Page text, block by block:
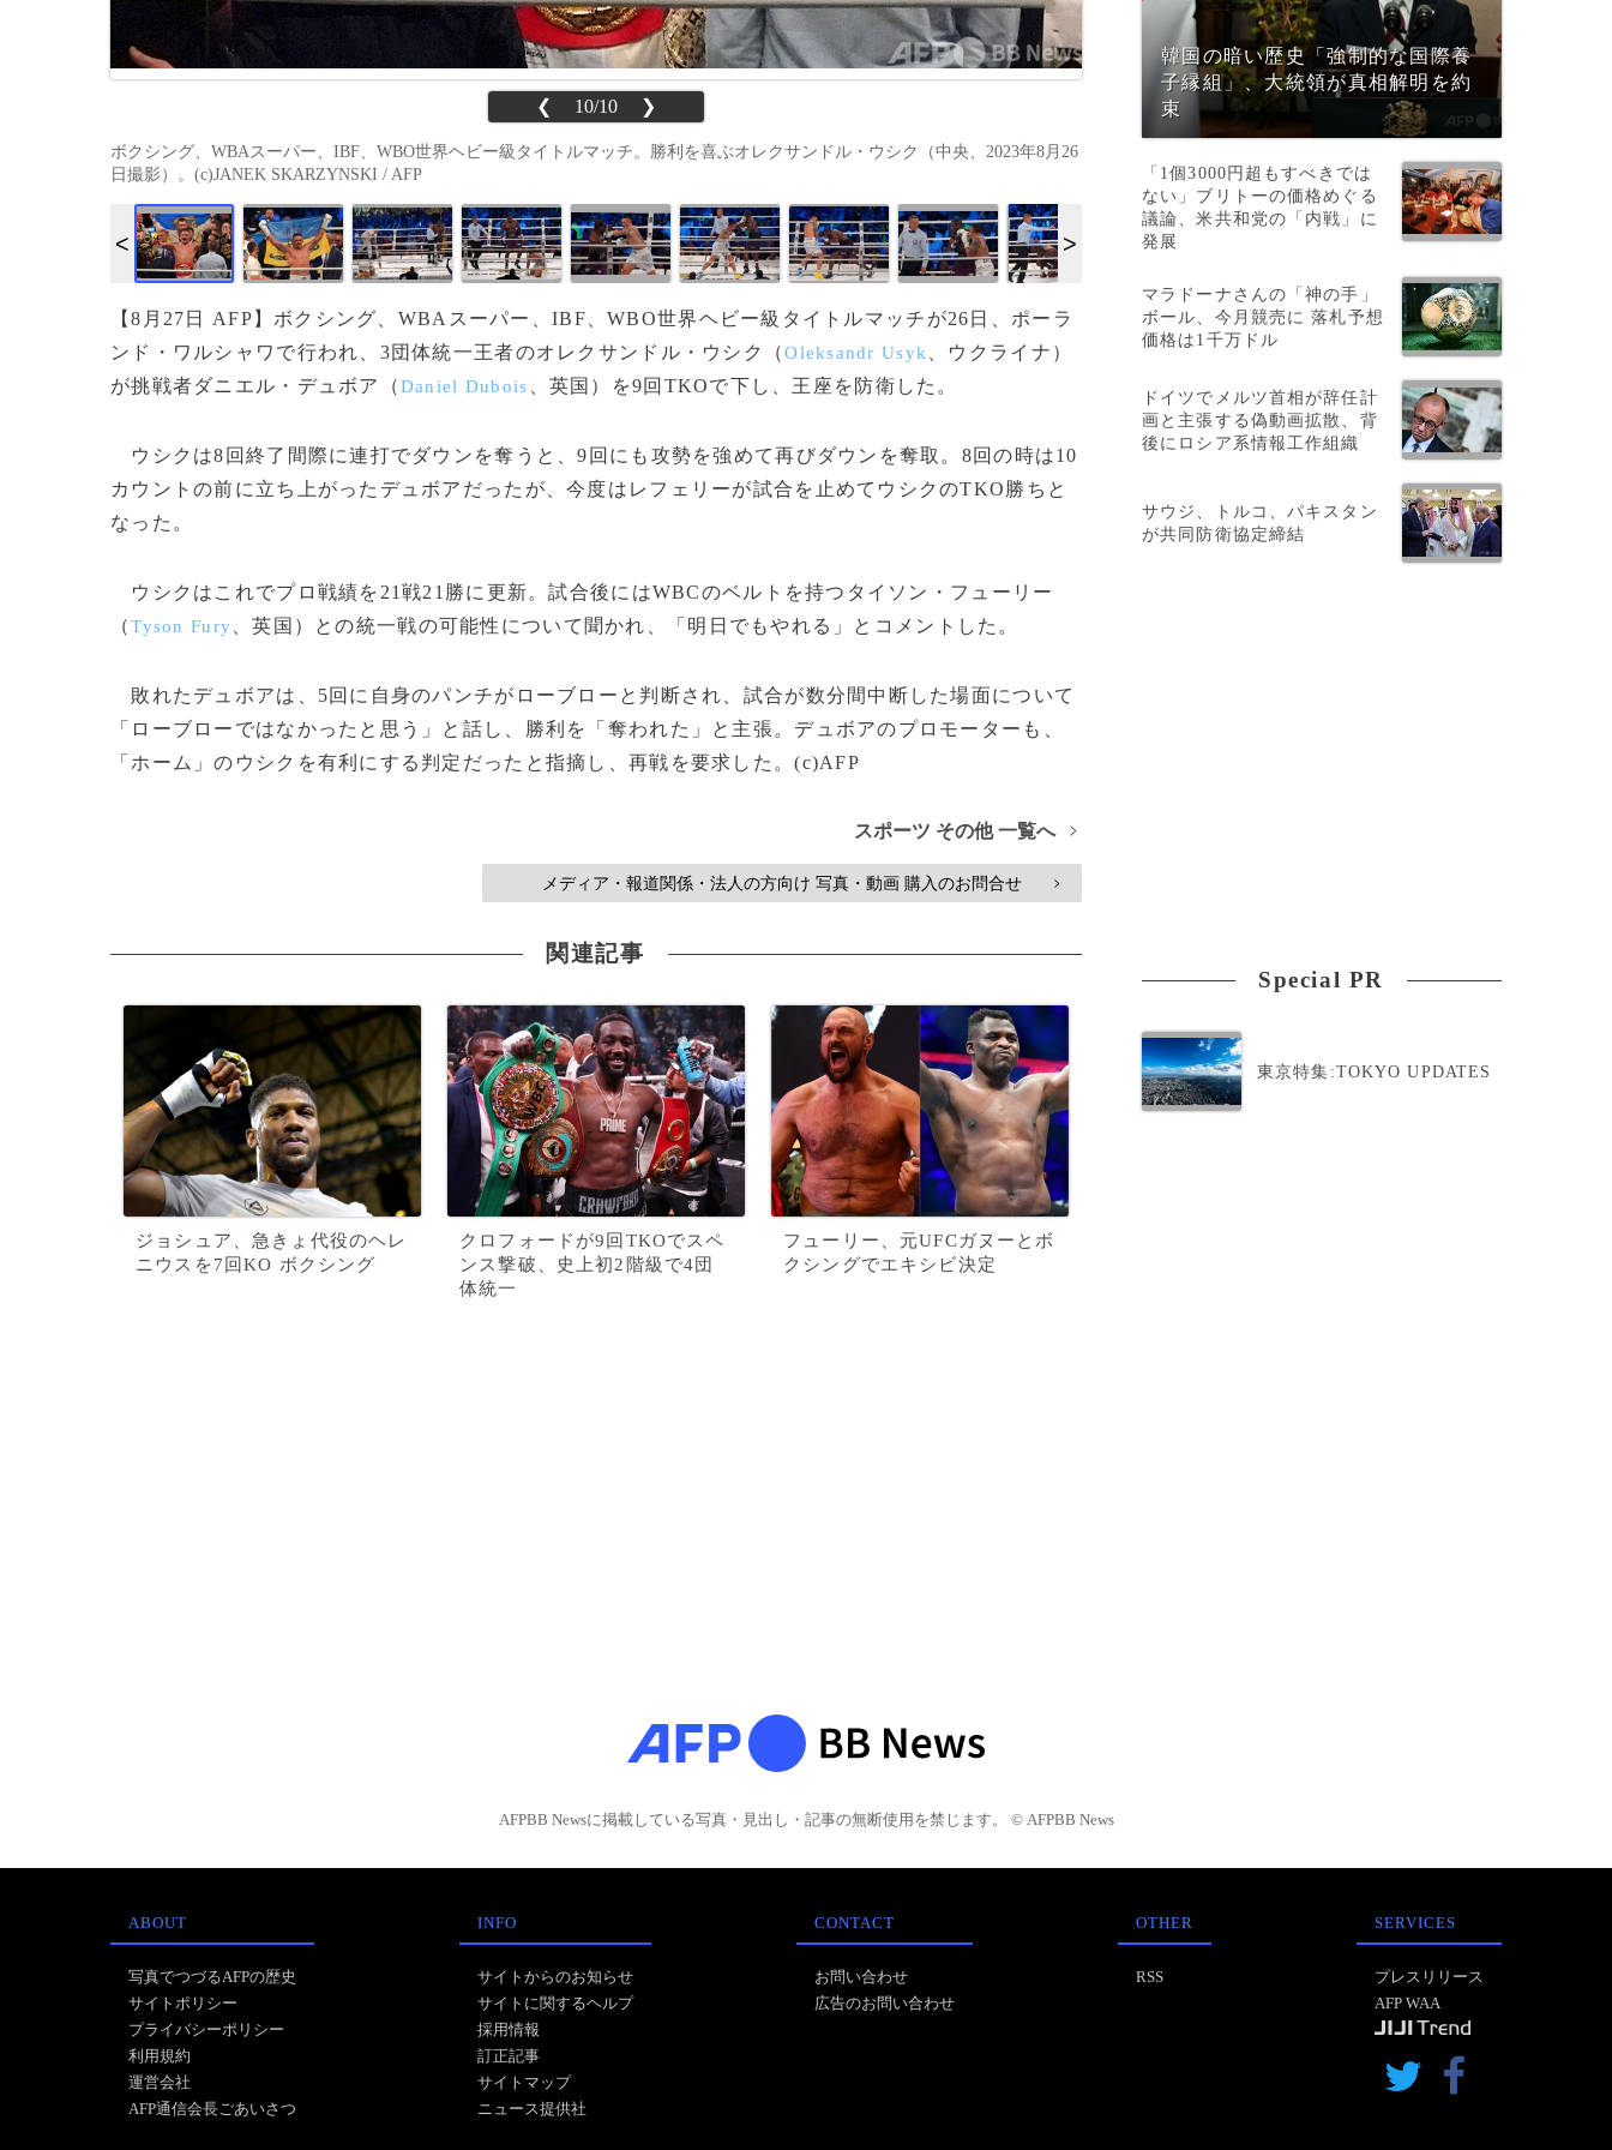
❮ 10/10 ❯
ボクシング、WBAスーパー、IBF、WBO世界ヘビー級タイトルマッチ。勝利を喜ぶオレクサンドル・ウシク（中央、2023年8月26
日撮影）。(c)JANEK SKARZYNSKI / AFP
【8月27日 AFP】ボクシング、WBAスーパー、IBF、WBO世界ヘビー級タイトルマッチが26日、ポーラ
ンド・ワルシャワで行われ、3団体統一王者のオレクサンドル・ウシク（Oleksandr Usyk
、ウクライナ）
が挑戦者ダニエル・デュボア（Daniel Dubois 、英国）を9回TKOで下し、王座を防衛した。
ウシクは8回終了間際に連打でダウンを奪うと、9回にも攻勢を強めて再びダウンを奪取。8回の時は10
カウントの前に立ち上がったデュボアだったが、今度はレフェリーが試合を止めてウシクのTKO勝ちと
なった。
ウシクはこれでプロ戦績を21戦21勝に更新。試合後にはWBCのベルトを持つタイソン・フューリー
（Tyson Fury 、英国）との統一戦の可能性について聞かれ、「明日でもやれる」とコメントした。
敗れたデュボアは、5回に自身のパンチがローブローと判断され、試合が数分間中断した場面について
「ローブローではなかったと思う」と話し、勝利を「奪われた」と主張。デュボアのプロモーターも、
「ホーム」のウシクを有利にする判定だったと指摘し、再戦を要求した。(c)AFP
スポーツ その他 一覧へ >
メディア・報道関係・法人の方向け 写真・動画 購入のお問合せ >
関連記事
ジョシュア、急きょ代役のヘレ
ニウスを7回KO ボクシング
クロフォードが9回TKOでスペ
ンス撃破、史上初2階級で4団
体統一
フューリー、元UFCガヌーとボ
クシングでエキシビ決定
韓国の暗い歴史「強制的な国際養
子縁組」、大統領が真相解明を約
束
「1個3000円超もすべきでは
ない」ブリトーの価格めぐる
議論、米共和党の「内戦」に
発展
マラドーナさんの「神の手」
ボール、今月競売に 落札予想
価格は1千万ドル
ドイツでメルツ首相が辞任計
画と主張する偽動画拡散、背
後にロシア系情報工作組織
サウジ、トルコ、パキスタン
が共同防衛協定締結
Special PR
東京特集:TOKYO UPDATES
AFPBB Newsに掲載している写真・見出し・記事の無断使用を禁じます。 © AFPBB News
ABOUT
写真でつづるAFPの歴史
サイトポリシー
プライバシーポリシー
利用規約
運営会社
AFP通信会長ごあいさつ
INFO
サイトからのお知らせ
サイトに関するヘルプ
採用情報
訂正記事
サイトマップ
ニュース提供社
CONTACT
お問い合わせ
広告のお問い合わせ
OTHER
RSS
SERVICES
プレスリリース
AFP WAA